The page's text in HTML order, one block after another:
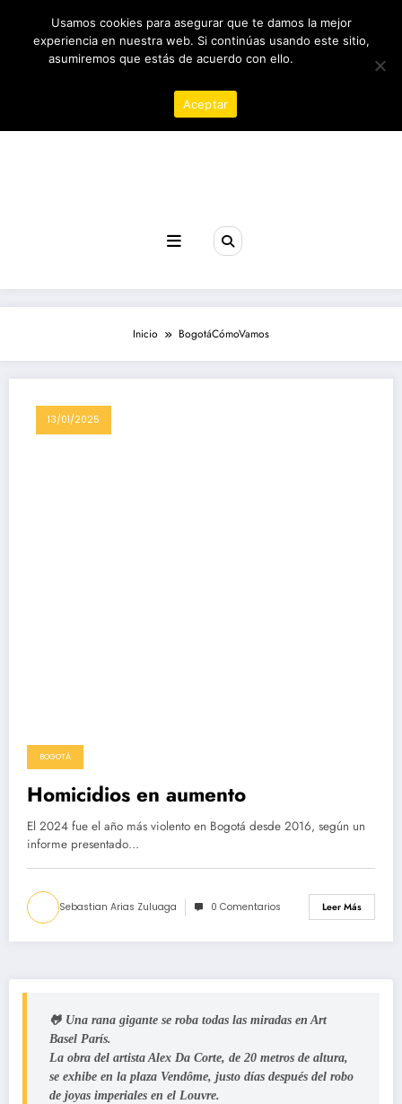
contenido
07/08/2026
Inicio BogotáCómoVamos
13/01/2025
BOGOTÁ
Homicidios en aumento
El 2024 fue el año más violento en Bogotá desde 2016, según un
informe presentado…
Sebastian Arias Zuluaga 0 Comentarios Leer Más
🐸 Una rana gigante se roba todas las miradas en Art
Basel París.
La obra del artista Alex Da Corte, de 20 metros de altura,
se exhibe en la plaza Vendôme, justo días después del robo
de joyas imperiales en el Louvre.
Usamos cookies para asegurar que te damos la mejor
experiencia en nuestra web. Si continúas usando este sitio,
asumiremos que estás de acuerdo con ello.
Aceptar